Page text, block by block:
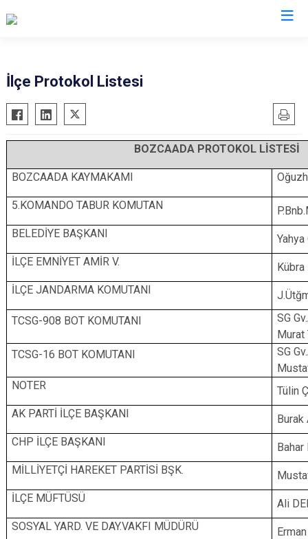
Ayvacık
Bayramiç
Bozcaada
Çan
Gökçeada
Lapseki
Yenice
İlçe Protokol Listesi
BOZCAADA PROTOKOL LİSTESİ
BOZCAADA KAYMAKAMI
5.KOMANDO TABUR KOMUTAN
BELEDİYE BAŞKANI
Yahya
İLÇE EMNİYET AMİR V.
Kübra
İLÇE JANDARMA KOMUTANI
TCSG-908 BOT KOMUTANI
SG
Murat
TCSG-16 BOT KOMUTANI
SG
NOTER
Tülin
AK PARTİ İLÇE BAŞKANI
Burak
CHP İLÇE BAŞKANI
Bahar
MİLLİYETÇİ HAREKET PARTİSİ BŞK.
İLÇE MÜFTÜSÜ
Ali
SOSYAL YARD. VE DAY.VAKFI MÜDÜRÜ